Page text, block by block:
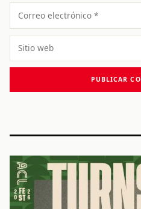
Correo
electrónico
Sitio
web